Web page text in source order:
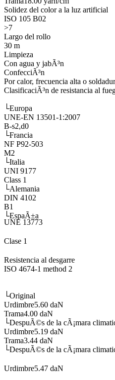
Solidez del color a la luz artificial
ISO 105 B02
>7
Largo del rollo
30 m
Limpieza
Con agua y jabÃ³n
ConfecciÃ³n
Por calor, frecuencia alta o
ClasificaciÃ³n de resistancia al
└Europa
UNE-EN 13501-1:2007
B-s2,d0
└Francia
NF P92-503
M2
└Italia
UNI 9177
Class 1
└Alemania
DIN 4102
B1
└EspaÃ±a
UNE 13773
Clase 1
Resistencia al desgarre
ISO 4674-1 method 2
└Original
Urdimbre5.60 daN
Trama4.00 daN
└DespuÃ©s de la cÃ¡mara
Urdimbre5.19 daN
Trama3.44 daN
└DespuÃ©s de la cÃ¡mara
Urdimbre5.47 daN